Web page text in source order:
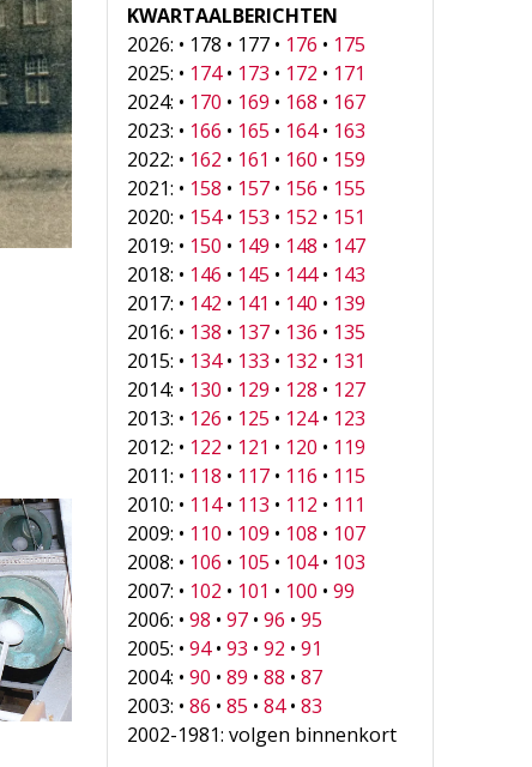
KWARTAALBERICHTEN
2026: • 178 • 177 • 176 • 175
2025: • 174• 173 • 172 • 171
2024: • 170 • 169 • 168 • 167
2023: • 166 • 165 • 164• 163
2022: • 162 • 161 • 160 • 159
2021: • 158 • 157 • 156 • 155
2020: • 154• 153 • 152 • 151
2019: • 150 • 149 • 148 • 147
2018: • 146 • 145 • 144• 143
2017: • 142 • 141 • 140 • 139
2016: • 138 • 137 • 136 • 135
2015: • 134• 133 • 132 • 131
2014: • 130 • 129 • 128 • 127
2013: • 126 • 125 • 124• 123
2012: • 122 • 121 • 120 • 119
2011: • 118 • 117 • 116 • 115
2010: • 114• 113 • 112 • 111
2009: • 110 • 109 • 108 • 107
2008: • 106 • 105 • 104• 103
2007: • 102 • 101 • 100 •99
2006: •98 •97 •96 •95
2005: •94•93 •92 •91
2004: •90 •89 •88 •87
2003: •86 •85 •84•83
2002-1981: volgen binnenkort